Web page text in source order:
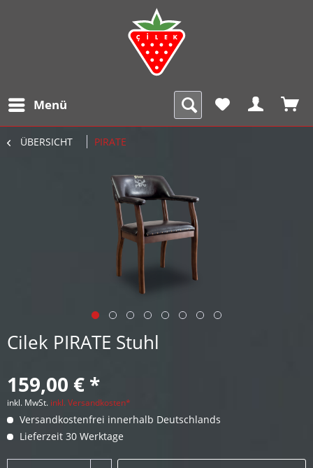
Menü
ÜBERSICHT PIRATE
Cilek PIRATE Stuhl
159,00 € *
inkl. MwSt. inkl. Versandkosten*
Versandkostenfrei innerhalb Deutschlands
Lieferzeit 30 Werktage